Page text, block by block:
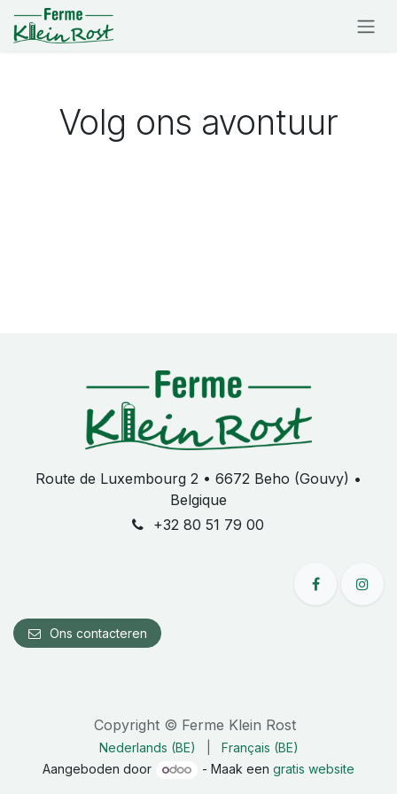
Overslaan naar inhoud
Volg ons avontuur
Route de Luxembourg 2 • 6672 Beho (Gouvy) •
Belgique
+32 80 51 79 00
Onscontacteren
Copyright © Ferme Klein Rost
Nederlands (BE)
Français (BE)
Aangeboden door
- Maak een gratis website